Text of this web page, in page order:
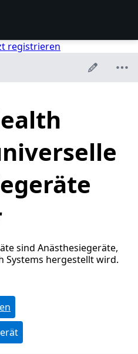
registrieren
sind Anästhesiegeräte,
Systems hergestellt wird.